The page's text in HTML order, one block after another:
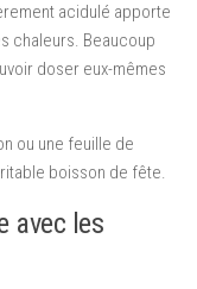
acidulé apporte
chaleurs. Beaucoup
doser eux-mêmes
ou une feuille de
boisson de fête.
avec les